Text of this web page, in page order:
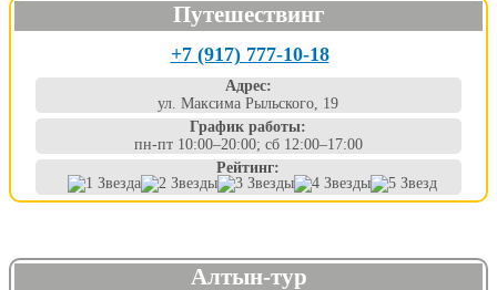
Путешествинг
+7 (917) 777-10-18
Адрес:
ул. Максима Рыльского, 19
График работы:
пн-пт 10:00–20:00; сб 12:00–17:00
Рейтинг:
Алтын-тур